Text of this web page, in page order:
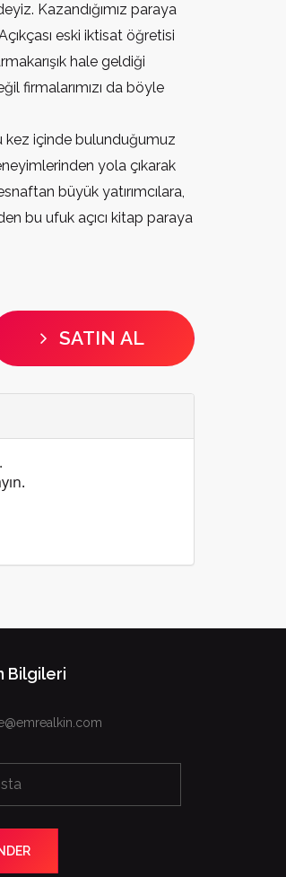
Kazandığımız paraya
eski iktisat öğretisi
hale geldiği
firmalarımızı da böyle
kez içinde bulunduğumuz
yola çıkarak
büyük yatırımcılara,
bu ufuk açıcı kitap paraya
SATIN AL
Bilgileri